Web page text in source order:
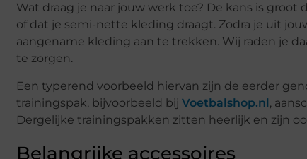
Wat draag je naar jouw werk toe? De kans is
of dat je semi-nette kleding draagt. Zodra je uit
aangename kleding aan te trekken. Wij raden je
te zorgen.
Een typerend voorbeeld hiervan zijn de eerder
trainingspak, bijvoorbeeld bij Voetbalshop.nl,
Dergelijke trainingspakken zitten heerlijk en zijn
Belangrijke accessoires